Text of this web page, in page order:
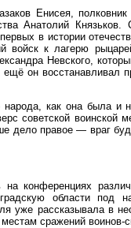
Енисея, полковник
Анатолий
в истории
войск к лагерю
Невского,
он восстанавливал
как она была и
советской воинской
дело правое — враг
конференциях
области под
уже рассказывала в
сражений воинов-